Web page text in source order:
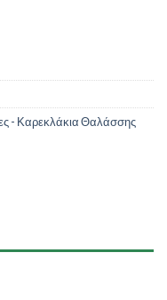
- Καρεκλάκια Θαλάσσης